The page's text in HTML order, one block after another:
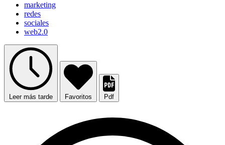
marketing
redes
sociales
web2.0
Leer más tarde Favoritos Pdf